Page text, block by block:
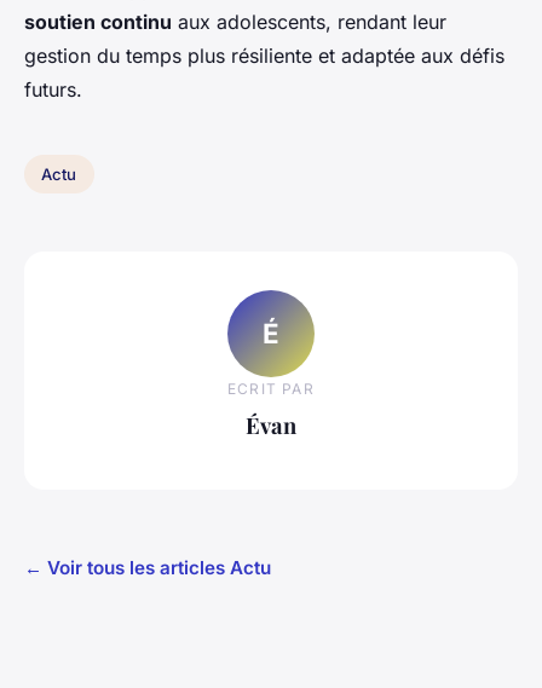
soutien continu aux adolescents, rendant leur
gestion du temps plus résiliente et adaptée aux défis
futurs.
Actu
É
ECRIT PAR
Évan
← Voir tous les articles Actu